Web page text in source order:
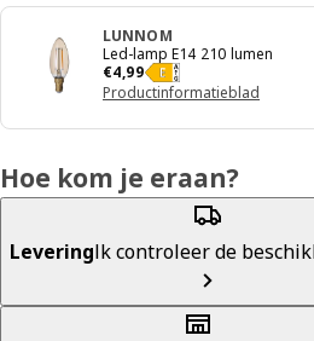
LUNNOM
Led-lamp E14 210 lumen
€4,99
€ 4,99
Productinformatieblad
Hoe kom je eraan?
LeveringIk controleer de